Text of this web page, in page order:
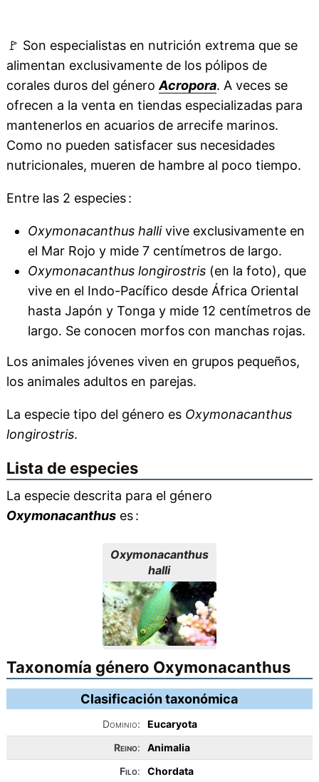
🚩 Son especialistas en nutrición extrema que se
alimentan exclusivamente de los pólipos de
corales duros del género Acropora. A veces se
ofrecen a la venta en tiendas especializadas para
mantenerlos en acuarios de arrecife marinos.
Como no pueden satisfacer sus necesidades
nutricionales, mueren de hambre al poco tiempo.
Entre las 2 especies :
Oxymonacanthus hallivive exclusivamente en
el Mar Rojo y mide 7 centímetros de largo.
Oxymonacanthus longirostris(en la foto), que
vive en el Indo-Pacífico desde África Oriental
hasta Japón y Tonga y mide 12 centímetros de
largo. Se conocen morfos con manchas rojas.
Los animales jóvenes viven en grupos pequeños,
los animales adultos en parejas.
La especie tipo del género es Oxymonacanthus
longirostris.
Lista de especies
La especie descrita para el género
Oxymonacanthuses :
Oxymonacanthus
halli
Taxonomía género Oxymonacanthus
Clasificación taxonómica
Dominio:
Eucaryota
Reino:
Animalia
Filo: Chordata